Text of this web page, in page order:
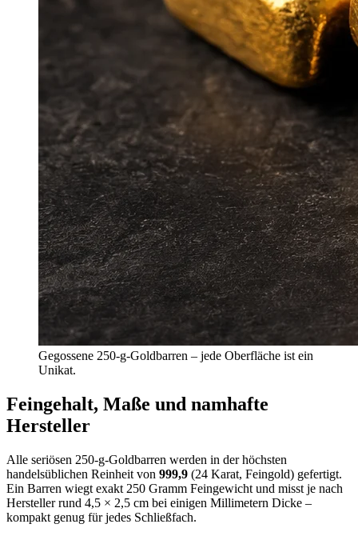
Gegossene 250-g-Goldbarren – jede Oberfläche ist ein
Unikat.
Feingehalt, Maße und namhafte
Hersteller
Alle seriösen 250-g-Goldbarren werden in der höchsten
handelsüblichen Reinheit von 999,9 (24 Karat, Feingold) gefertigt.
Ein Barren wiegt exakt 250 Gramm Feingewicht und misst je nach
Hersteller rund 4,5 × 2,5 cm bei einigen Millimetern Dicke –
kompakt genug für jedes Schließfach.